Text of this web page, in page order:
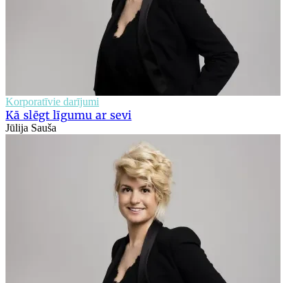
Korporatīvie darījumi
Kā slēgt līgumu ar sevi
Jūlija Sauša